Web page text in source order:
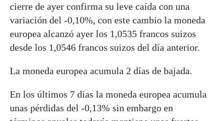
cierre de ayer confirma su leve caída con una
variación del -0,10%, con este cambio la moneda
europea alcanzó ayer los 1,0535 francos suizos
desde los 1,0546 francos suizos del día anterior.
La moneda europea acumula 2 días de bajada.
En los últimos 7 días la moneda europea acumula
unas pérdidas del -0,13% sin embargo en